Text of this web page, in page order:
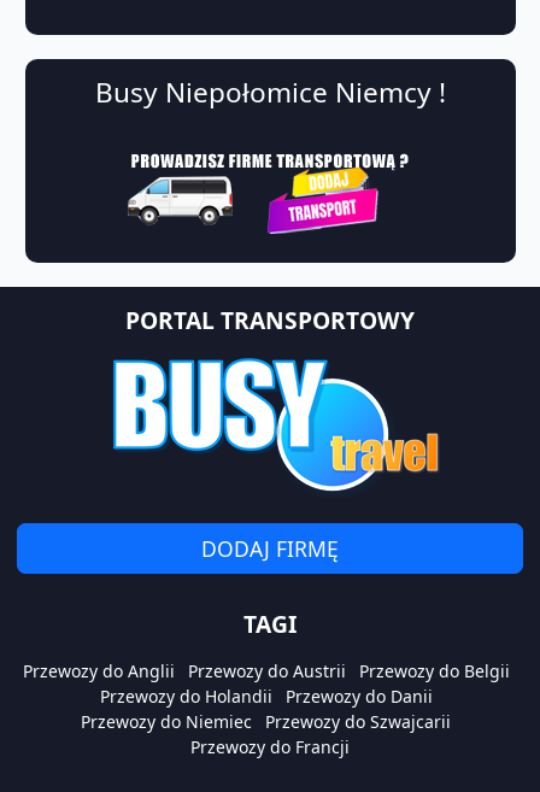
Busy Niepołomice Niemcy !
PORTAL TRANSPORTOWY
DODAJ FIRMĘ
TAGI
Przewozy do Anglii Przewozy do Austrii
Przewozy do Belgii
Przewozy do Holandii
Przewozy do Danii
Przewozy do Niemiec
Przewozy do Szwajcarii
Przewozy do Francji